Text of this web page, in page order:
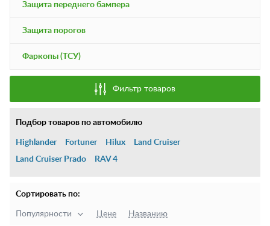
Защита переднего бампера
Защита порогов
Фаркопы (ТСУ)
Фильтр товаров
Подбор товаров по автомобилю
Highlander Fortuner Hilux
Land Cruiser
Land Cruiser Prado
RAV 4
Сортировать по:
Популярности Цене Названию